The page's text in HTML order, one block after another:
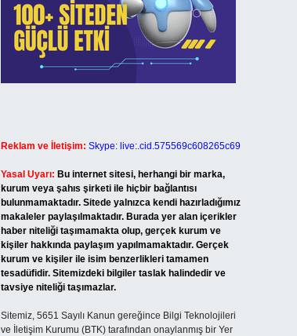
Reklam ve İletişim: Skype: live:.cid.575569c608265c69
Yasal Uyarı: Bu internet sitesi, herhangi bir marka,
kurum veya şahıs şirketi ile hiçbir bağlantısı
bulunmamaktadır. Sitede yalnızca kendi hazırladığımız
makaleler paylaşılmaktadır. Burada yer alan içerikler
haber niteliği taşımamakta olup, gerçek kurum ve
kişiler hakkında paylaşım yapılmamaktadır. Gerçek
kurum ve kişiler ile isim benzerlikleri tamamen
tesadüfidir. Sitemizdeki bilgiler taslak halindedir ve
tavsiye niteliği taşımazlar.
Sitemiz, 5651 Sayılı Kanun gereğince Bilgi Teknolojileri
ve İletişim Kurumu (BTK) tarafından onaylanmış bir Yer